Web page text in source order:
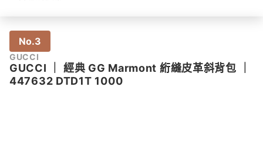
No.3
GUCCI
GUCCI 經典 GG Marmont 絎縫皮革斜背包
447632 DTD1T 1000